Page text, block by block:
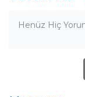
Henüz Hiç